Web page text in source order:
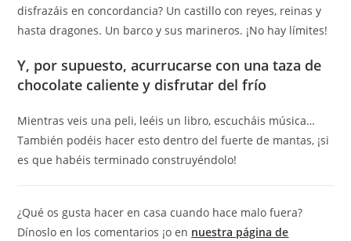
disfrazáis en concordancia? Un castillo con reyes, reinas y
hasta dragones. Un barco y sus marineros. ¡No hay límites!
Y, por supuesto, acurrucarse con una taza de
chocolate caliente y disfrutar del frío
Mientras veis una peli, leéis un libro, escucháis música…
También podéis hacer esto dentro del fuerte de mantas, ¡si
es que habéis terminado construyéndolo!
¿Qué os gusta hacer en casa cuando hace malo fuera?
Dínoslo en los comentarios ¡o en nuestra página de